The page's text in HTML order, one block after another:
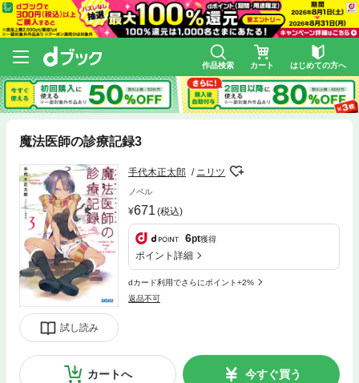
作品検索 カート はじめての方へ
魔法医師の診療記録3
試し読み
手代木正太郎 ニリツ
ノベル
671 (税込)
6pt獲得
ポイント詳細
dカード利用でさらにポイント+2%
返品不可
カートへ 今すぐ買う